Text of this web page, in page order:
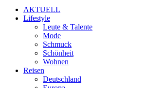
AKTUELL
Lifestyle
Leute & Talente
Mode
Schmuck
Schönheit
Wohnen
Reisen
Deutschland